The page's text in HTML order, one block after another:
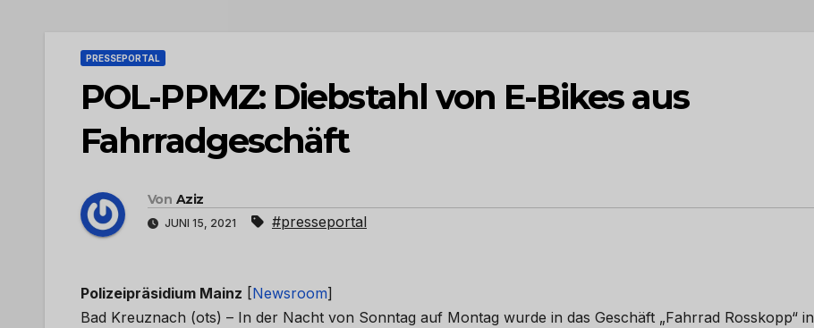
PRESSEPORTAL
POL-PPMZ: Diebstahl von E-Bikes aus
Fahrradgeschäft
Von Aziz
JUNI 15, 2021 #presseportal
Polizeipräsidium Mainz [Newsroom]
Bad Kreuznach (ots) – In der Nacht von Sonntag auf Montag wurde in das Geschäft „Fahrrad Rosskopp“ in